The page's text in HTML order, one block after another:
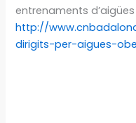
entrenaments
http://
dirigits-per-aigues-